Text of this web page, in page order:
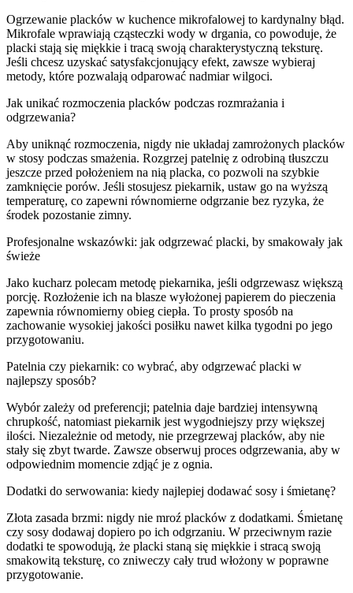
Ogrzewanie placków w kuchence mikrofalowej to kardynalny błąd.
Mikrofale wprawiają cząsteczki wody w drgania, co powoduje, że
placki stają się miękkie i tracą swoją charakterystyczną teksturę.
Jeśli chcesz uzyskać satysfakcjonujący efekt, zawsze wybieraj
metody, które pozwalają odparować nadmiar wilgoci.
Jak unikać rozmoczenia placków podczas rozmrażania i
odgrzewania?
Aby uniknąć rozmoczenia, nigdy nie układaj zamrożonych placków
w stosy podczas smażenia. Rozgrzej patelnię z odrobiną tłuszczu
jeszcze przed położeniem na nią placka, co pozwoli na szybkie
zamknięcie porów. Jeśli stosujesz piekarnik, ustaw go na wyższą
temperaturę, co zapewni równomierne odgrzanie bez ryzyka, że
środek pozostanie zimny.
Profesjonalne wskazówki: jak odgrzewać placki, by smakowały jak
świeże
Jako kucharz polecam metodę piekarnika, jeśli odgrzewasz większą
porcję. Rozłożenie ich na blasze wyłożonej papierem do pieczenia
zapewnia równomierny obieg ciepła. To prosty sposób na
zachowanie wysokiej jakości posiłku nawet kilka tygodni po jego
przygotowaniu.
Patelnia czy piekarnik: co wybrać, aby odgrzewać placki w
najlepszy sposób?
Wybór zależy od preferencji; patelnia daje bardziej intensywną
chrupkość, natomiast piekarnik jest wygodniejszy przy większej
ilości. Niezależnie od metody, nie przegrzewaj placków, aby nie
stały się zbyt twarde. Zawsze obserwuj proces odgrzewania, aby w
odpowiednim momencie zdjąć je z ognia.
Dodatki do serwowania: kiedy najlepiej dodawać sosy i śmietanę?
Złota zasada brzmi: nigdy nie mroź placków z dodatkami. Śmietanę
czy sosy dodawaj dopiero po ich odgrzaniu. W przeciwnym razie
dodatki te spowodują, że placki staną się miękkie i stracą swoją
smakowitą teksturę, co zniweczy cały trud włożony w poprawne
przygotowanie.